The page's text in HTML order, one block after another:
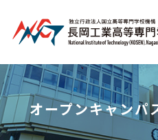
オープンキャン